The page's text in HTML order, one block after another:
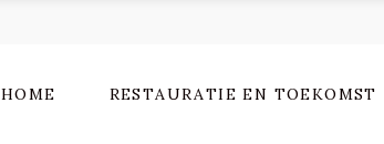
HOME RESTAURATIE EN TOEKOMST